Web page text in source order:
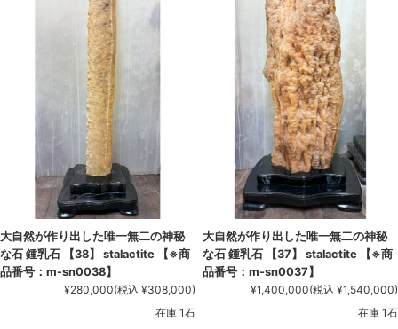
大自然が作り出した唯一無二の神秘
な石 鍾乳石 【38】 stalactite 【※商
品番号：m-sn0038】
¥280,000(税込 ¥308,000)
在庫 1石
大自然が作り出した唯一無二の神秘
な石 鍾乳石 【37】 stalactite 【※商
品番号：m-sn0037】
¥1,400,000(税込 ¥1,540,000)
在庫 1石